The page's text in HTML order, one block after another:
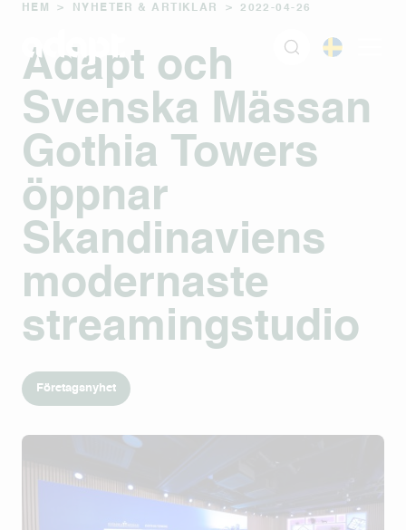
HEM > NYHETER & ARTIKLAR > 2022-04-26
Adapt och
Svenska Mässan
Gothia Towers
öppnar
Skandinaviens
modernaste
streamingstudio
Företagsnyhet